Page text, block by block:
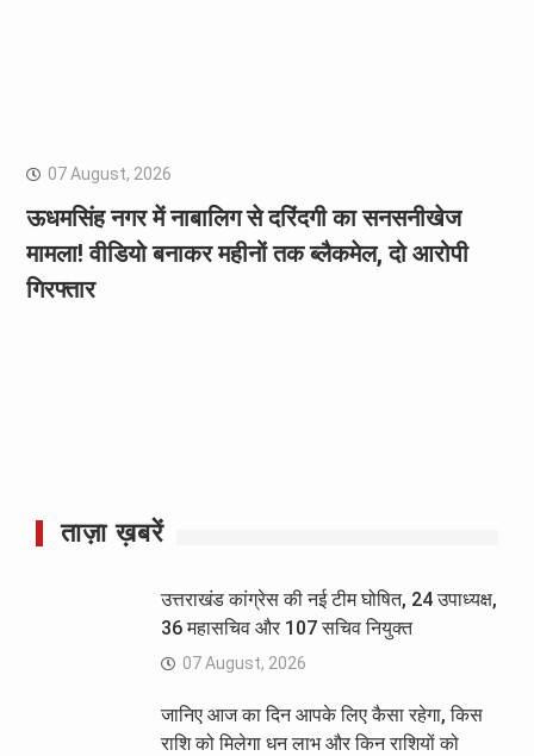
07 August, 2026
ऊधमसिंह नगर में नाबालिग से दरिंदगी का सनसनीखेज
मामला! वीडियो बनाकर महीनों तक ब्लैकमेल, दो आरोपी
गिरफ्तार
ताज़ा ख़बरें
उत्तराखंड कांग्रेस की नई टीम घोषित, 24 उपाध्यक्ष,
36 महासचिव और 107 सचिव नियुक्त
07 August, 2026
जानिए आज का दिन आपके लिए कैसा रहेगा, किस
राशि को मिलेगा धन लाभ और किन राशियों को